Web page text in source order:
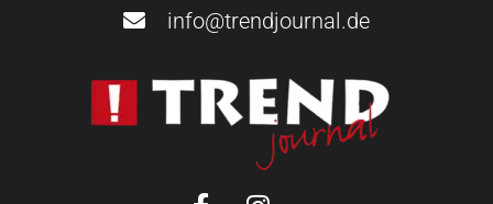
info@trendjournal.de